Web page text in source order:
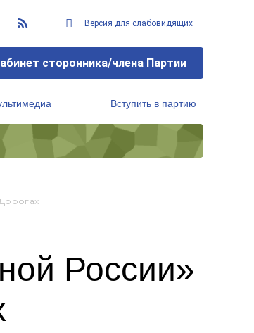
Версия для слабовидящих
сторонника/члена Партии
Вступить в партию
России»